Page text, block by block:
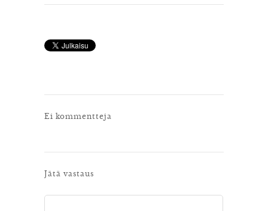
Ei kommentteja
Jätä vastaus